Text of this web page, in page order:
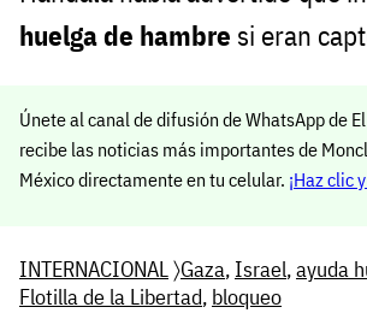
huelga de hambre si eran
Únete al canal de difusión de WhatsApp de
recibe las noticias más importantes de
México directamente en tu celular. ¡Haz clic
INTERNACIONAL〉Gaza, Israel,ayuda
Flotilla de la Libertad, bloqueo